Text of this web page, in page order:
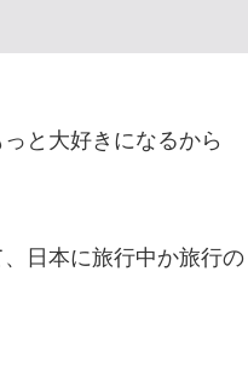
と大好きになるから
日本に旅行中か旅行の